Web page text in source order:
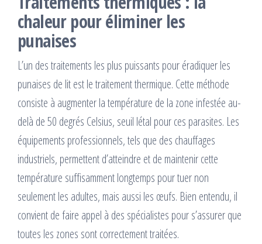
chaleur pour éliminer les
punaises
L’un des traitements les plus puissants pour éradiquer les
punaises de lit est le traitement thermique. Cette méthode
consiste à augmenter la température de la zone infestée au-
delà de 50 degrés Celsius, seuil létal pour ces parasites. Les
équipements professionnels, tels que des chauffages
industriels, permettent d’atteindre et de maintenir cette
température suffisamment longtemps pour tuer non
seulement les adultes, mais aussi les œufs. Bien entendu, il
convient de faire appel à des spécialistes pour s’assurer que
toutes les zones sont correctement traitées.